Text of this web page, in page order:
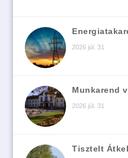
2026 júl. 31
Munkarend
2026 júl. 31
Tisztelt